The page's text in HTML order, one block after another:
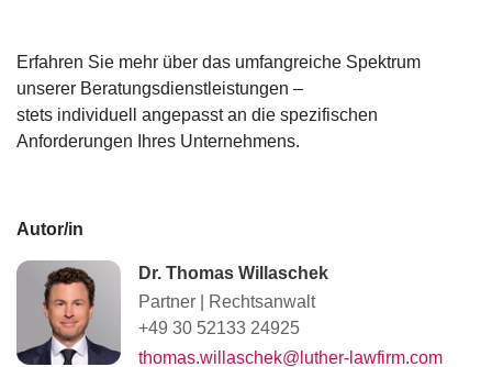
Erfahren Sie mehr über das umfangreiche Spektrum
unserer Beratungsdienstleistungen –
stets individuell angepasst an die spezifischen
Anforderungen Ihres Unternehmens.
Autor/in
Dr. Thomas Willaschek
Partner
Rechtsanwalt
+49 30 52133 24925
thomas.willaschek@luther-lawfirm.com